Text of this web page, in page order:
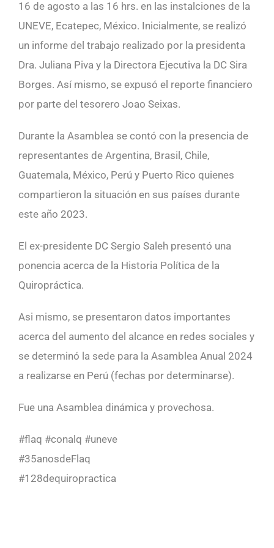
16 de agosto a las 16 hrs. en las instalciones de la
UNEVE, Ecatepec, México. Inicialmente, se realizó
un informe del trabajo realizado por la presidenta
Dra. Juliana Piva y la Directora Ejecutiva la DC Sira
Borges. Así mismo, se expusó el reporte financiero
por parte del tesorero Joao Seixas.
Durante la Asamblea se contó con la presencia de
representantes de Argentina, Brasil, Chile,
Guatemala, México, Perú y Puerto Rico quienes
compartieron la situación en sus países durante
este año 2023.
El ex-presidente DC Sergio Saleh presentó una
ponencia acerca de la Historia Política de la
Quiropráctica.
Asi mismo, se presentaron datos importantes
acerca del aumento del alcance en redes sociales y
se determinó la sede para la Asamblea Anual 2024
a realizarse en Perú (fechas por determinarse).
Fue una Asamblea dinámica y provechosa.
#flaq #conalq #uneve
#35anosdeFlaq
#128dequiropractica